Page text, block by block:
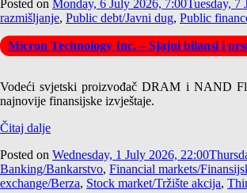
Posted on Monday, 6 July 2026, 7:00Tuesday, 7
razmišljanje, Public debt/Javni dug, Public
Micron Technology Inc. – Sjajni bilansi i
Vodeći svjetski proizvođač DRAM i NAND
najnovije finansijske izvještaje.
Čitaj dalje
Posted on Wednesday, 1 July 2026, 22:00
Banking/Bankarstvo, Financial markets/
exchange/Berza, Stock market/Tržište akcija,